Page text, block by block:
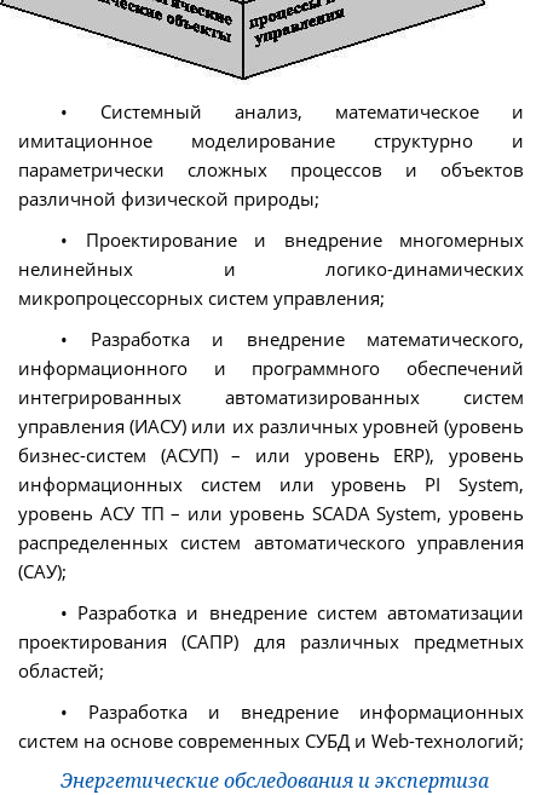
• Системный анализ, математическое и
имитационное моделирование структурно и
параметрически сложных процессов и объектов
различной физической природы;
• Проектирование и внедрение многомерных
нелинейных и логико-динамических
микропроцессорных систем управления;
• Разработка и внедрение математического,
информационного и программного обеспечений
интегрированных автоматизированных систем
управления (ИАСУ) или их различных уровней (уровень
бизнес-систем (АСУП) – или уровень ERP), уровень
информационных систем или уровень PI System,
уровень АСУ ТП – или уровень SCADA System, уровень
распределенных систем автоматического управления
(САУ);
• Разработка и внедрение систем автоматизации
проектирования (САПР) для различных предметных
областей;
• Разработка и внедрение информационных
систем на основе современных СУБД и Web-технологий;
Энергетические обследования и экспертиза